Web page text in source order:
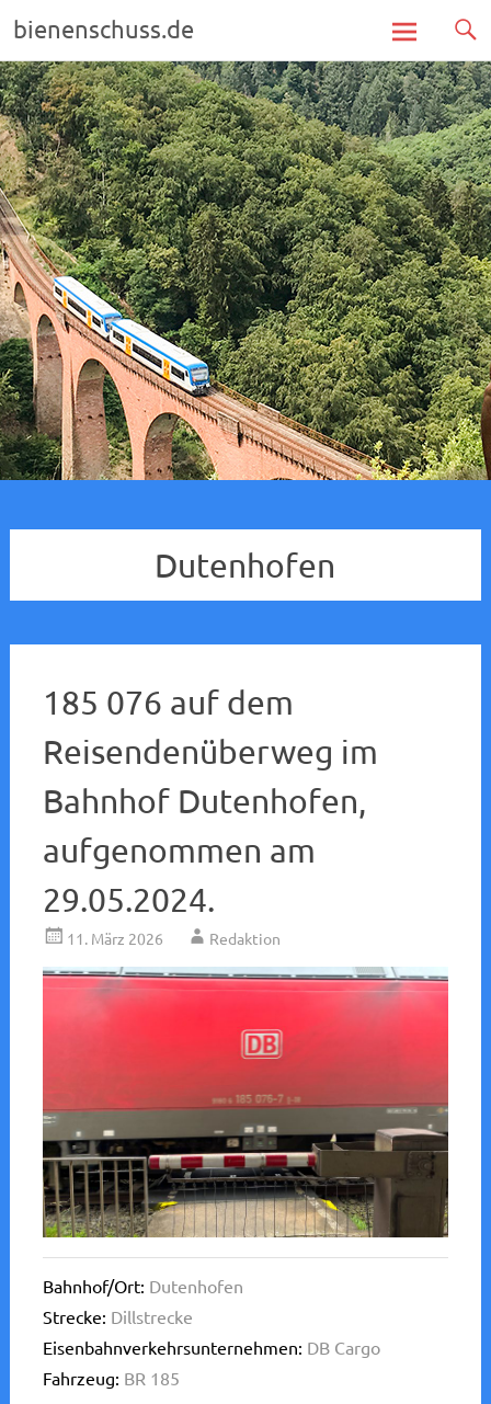
bienenschuss.de
Zum
Inhalt
springen
Dutenhofen
185 076 auf dem
Reisendenüberweg im
Bahnhof Dutenhofen,
aufgenommen am
29.05.2024.
11. März 2026 Redaktion
Bahnhof/Ort: Dutenhofen
Strecke: Dillstrecke
Eisenbahnverkehrsunternehmen: DB Cargo
Fahrzeug: BR 185